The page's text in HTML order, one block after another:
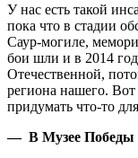
У нас есть такой
пока что в стадии
Саур-могиле,
бои шли и в 2014
Отечественной,
региона нашего.
придумать что-то
— В Музее Победы